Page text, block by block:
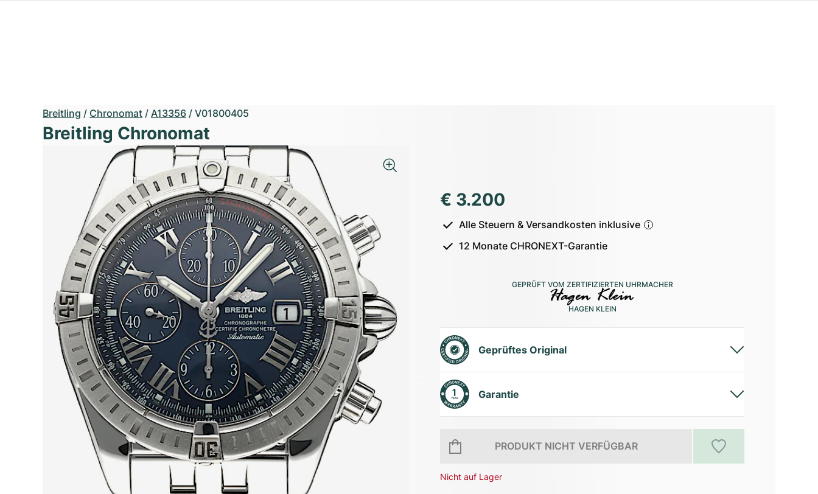
Breitling / Chronomat / A13356 / V01800405
Breitling Chronomat
€ 3.200
Alle Steuern & Versandkosten inklusive
12 Monate CHRONEXT-Garantie
GEPRÜFT VOM ZERTIFIZIERTEN UHRMACHER
HAGEN KLEIN
Geprüftes Original
Garantie
PRODUKT NICHT VERFÜGBAR
Nicht auf Lager